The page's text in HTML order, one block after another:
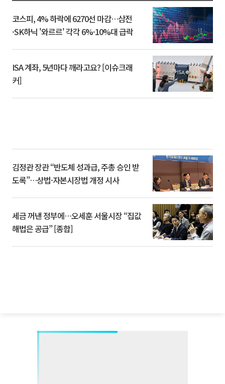
코스피, 4% 하락에 6270선 마감…삼전
·SK하닉 '와르르' 각각 6%·10%대 급락
ISA 계좌, 5년마다 깨라고요? [이슈크래
커]
김정관 장관 “반도체 성과급, 주총 승인 받
도록”…상법·자본시장법 개정 시사
세금 꺼낸 정부에…오세훈 서울시장 “집값
해법은 공급” [종합]